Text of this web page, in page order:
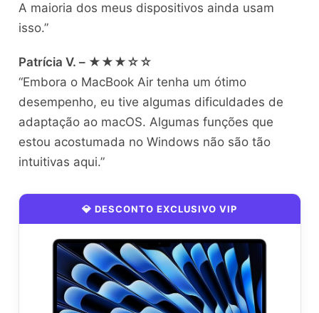
A maioria dos meus dispositivos ainda usam
isso.”
Patrícia V. – ★★★☆☆
“Embora o MacBook Air tenha um ótimo
desempenho, eu tive algumas dificuldades de
adaptação ao macOS. Algumas funções que
estou acostumada no Windows não são tão
intuitivas aqui.”
💎 DESCONTO EXCLUSIVO VIP